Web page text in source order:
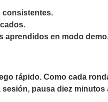
consistentes.
aprendidos en modo
rápido. Como cada
pausa diez minutos